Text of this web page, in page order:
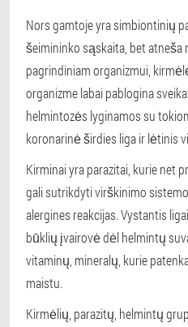
Nors gamtoje yra simbiontinių
šeimininko sąskaita, bet atneša
pagrindiniam organizmui,
organizme labai pablogina
helmintozės lyginamos su
koronarinė širdies liga ir lėtinis
Kirminai yra parazitai, kurie net
gali sutrikdyti virškinimo
alergines reakcijas. Vystantis
būklių įvairovė dėl helmintų
vitaminų, mineralų, kurie
maistu.
Kirmėlių, parazitų, helmintų